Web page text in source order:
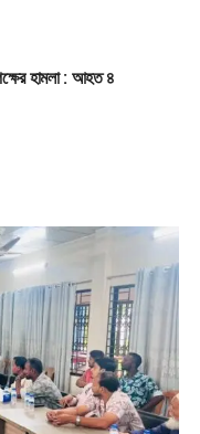
হামলা : আহত ৪